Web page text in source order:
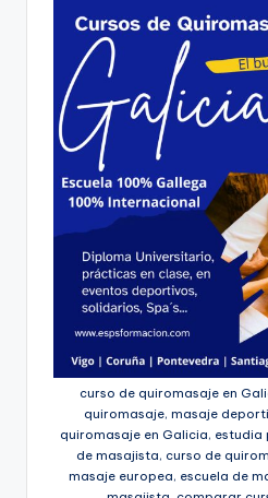
curso de quiromasaje en
quiromasaje, masaje
quiromasaje en Galicia,
de masajista, curso de
masaje europea, escuela de